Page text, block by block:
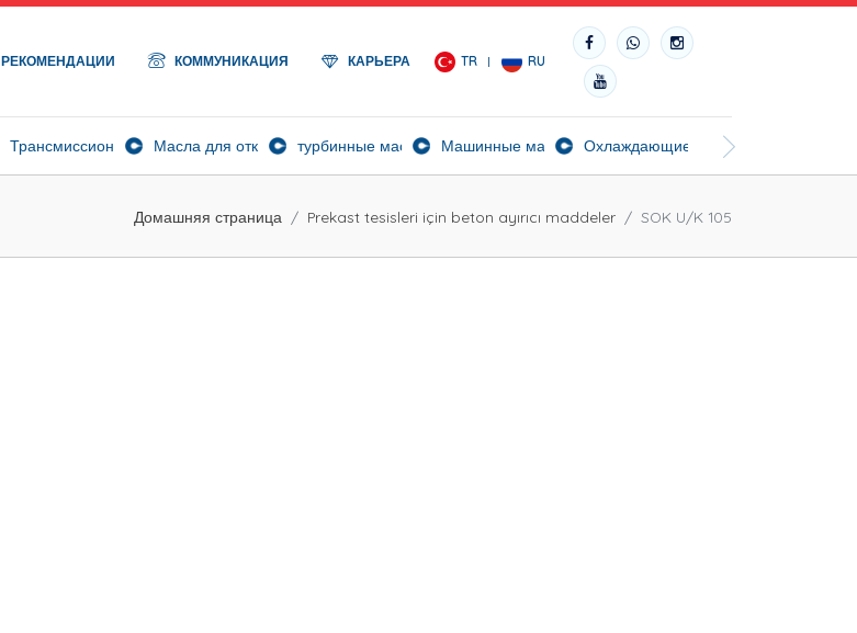
РЕКОМЕНДАЦИИ КОММУНИКАЦИЯ КАРЬЕРА TR RU
Трансмиссионные маслаМасла для открытых передач
турбинные масла Машинные масла Охлаждающие маслаБиосортные
Домашняя страница Prekast tesisleri için beton ayırıcı maddeler SOK U/K 105